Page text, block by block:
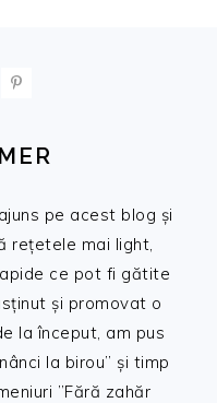
pe acest blog și
rețetele mai light,
ce pot fi gătite
și promovat o
la început, am pus
la birou” și timp
”Fără zahăr